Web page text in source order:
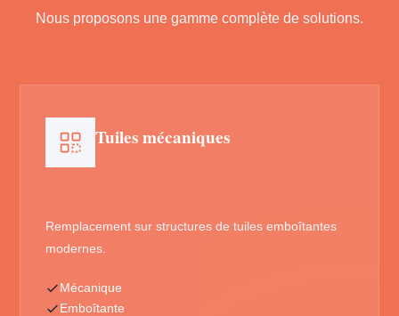
Nous proposons une gamme complète de solutions.
Tuiles mécaniques
Remplacement sur structures de tuiles emboîtantes
modernes.
Mécanique
Emboîtante